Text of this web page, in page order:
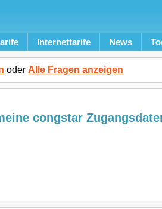
Internettarife News
oder Alle Fragen anzeigen
congstar